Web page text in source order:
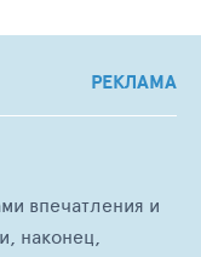
РЕКЛАМА
впечатления и
наконец,